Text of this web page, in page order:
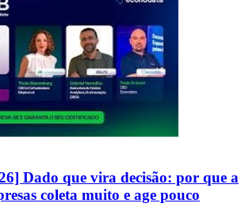
Dado que vira decisão: por que a
coleta muito e age pouco